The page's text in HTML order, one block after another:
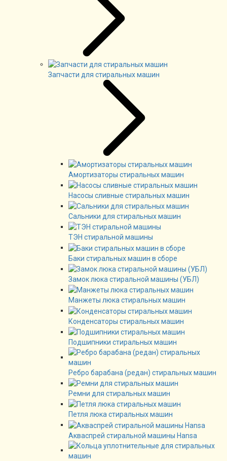
Запчасти для стиральных машин
Амортизаторы стиральных машин
Насосы сливные стиральных машин
Сальники для стиральных машин
ТЭН стиральной машины
Баки стиральных машин в сборе
Замок люка стиральной машины (УБЛ)
Манжеты люка стиральных машин
Конденсаторы стиральных машин
Подшипники стиральных машин
Ребро барабана (редан) стиральных машин
Ремни для стиральных машин
Петля люка стиральных машин
Акваспрей стиральной машины Hansa